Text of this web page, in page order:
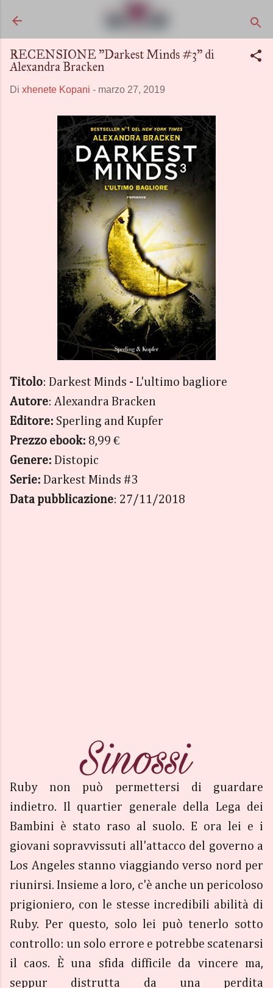
RECENSIONE "Darkest Minds #3" di
Alexandra Bracken
Di xhenete Kopani - marzo 27, 2019
Titolo: Darkest Minds - L'ultimo bagliore
Autore: Alexandra Bracken
Editore: Sperling and Kupfer
Prezzo ebook: 8,99 €
Genere: Distopic
Serie: Darkest Minds #3
Data pubblicazione: 27/11/2018
Ruby non può permettersi di guardare
indietro. Il quartier generale della Lega dei
Bambini è stato raso al suolo. E ora lei e i
giovani sopravvissuti all'attacco del governo a
Los Angeles stanno viaggiando verso nord per
riunirsi. Insieme a loro, c'è anche un pericoloso
prigioniero, con le stesse incredibili abilità di
Ruby. Per questo, solo lei può tenerlo sotto
controllo: un solo errore e potrebbe scatenarsi
il caos. È una sfida difficile da vincere ma,
seppur distrutta da una perdita